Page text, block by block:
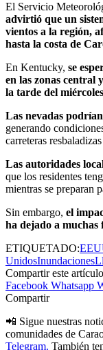
El Servicio
advirtió que un
vientos a la región,
hasta la costa de
En Kentucky, se
en las zonas central
la tarde del
Las nevadas
generando
carreteras
Las autoridades
que los residentes
mientras se preparan
Sin embargo, el
ha dejado a muchas
ETIQUETADO:
UnidosInundaciones
Compartir este artículo
Facebook Whatsapp
Compartir
📲 Sigue nuestras
comunidades de
Telegram. También